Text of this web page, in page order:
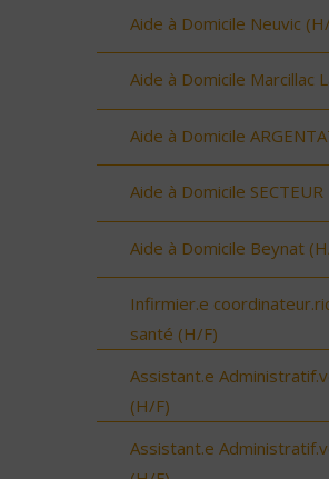
Aide à Domicile Neuvic
Aide à Domicile Marcillac
Aide à Domicile
Aide à Domicile
Aide à Domicile Beynat
Infirmier.e
santé (H/F)
Assistant.e
(H/F)
Assistant.e